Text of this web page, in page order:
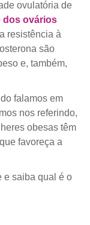
ovulatória de
dos ovários
resistência à
são
e, também,
falamos em
nos referindo,
obesas têm
favoreça a
e saiba qual é o